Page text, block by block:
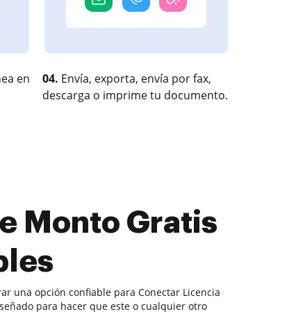
en
04. Envía, exporta, envía por fax,
descarga o imprime tu documento.
Monto Gratis
una opción confiable para Conectar Licencia
para hacer que este o cualquier otro